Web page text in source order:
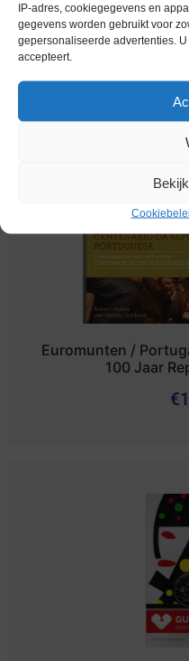
IP-adres, cookiegegevens en
gegevens worden gebruikt voor
gepersonaliseerde advertenties.
accepteert.
Euromunten /
Frenao
Euromunten /
100 Jaar
€